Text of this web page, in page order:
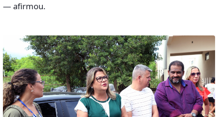
— afirmou.